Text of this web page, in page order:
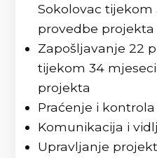
Sokolovac tijekom
provedbe projekta
Zapošljavanje 22
tijekom 34
projekta
Praćenje i
Komunikacija i
Upravljanje